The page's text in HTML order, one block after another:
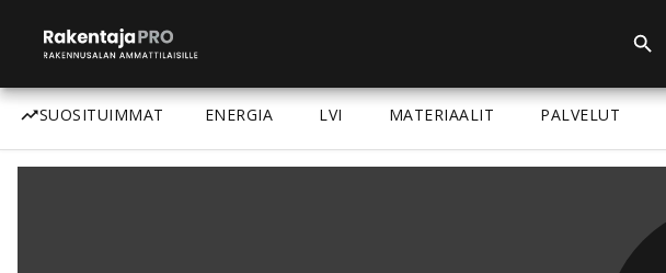
SUOSITUIMMAT ENERGIA LVI MATERIAALIT PALVELUT